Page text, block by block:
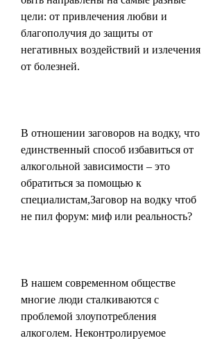
цели: от привлечения любви и
благополучия до защиты от
негативных воздействий и излечения
от болезней.
В отношении заговоров на водку, что
единственный способ избавиться от
алкогольной зависимости – это
обратиться за помощью к
специалистам,Заговор на водку чтоб
не пил форум: миф или реальность?
В нашем современном обществе
многие люди сталкиваются с
проблемой злоупотребления
алкоголем. Неконтролируемое